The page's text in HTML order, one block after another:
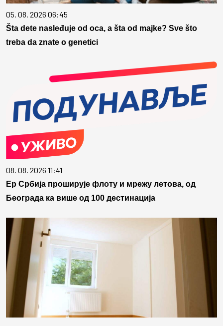
05. 08. 2026 06:45
Šta dete nasleđuje od oca, a šta od majke? Sve što
treba da znate o genetici
08. 08. 2026 11:41
Ер Србија проширује флоту и мрежу летова, од
Београда ка више од 100 дестинација